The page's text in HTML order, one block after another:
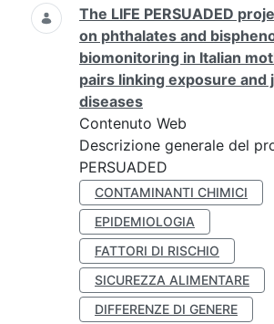
The LIFE PERSUADED
on phthalates and
biomonitoring in Italian
pairs linking exposure and
diseases
Contenuto Web
Descrizione generale del
PERSUADED
CONTAMINANTI CHIMICI
EPIDEMIOLOGIA
FATTORI DI RISCHIO
SICUREZZA ALIMENTARE
DIFFERENZE DI GENERE